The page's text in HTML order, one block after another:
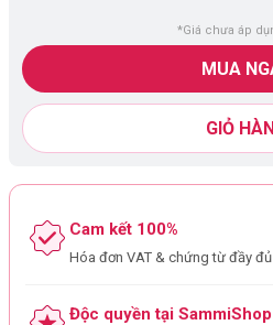
*Giá chưa áp
MUA
GIỎ
Cam kết 100%
Hóa đơn VAT & chứng từ đầy
Độc quyền tại SammiShop